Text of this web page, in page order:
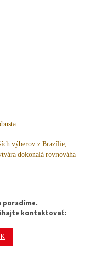
výberov z Brazílie,
dokonalá rovnováha
poradíme.
kontaktovať: